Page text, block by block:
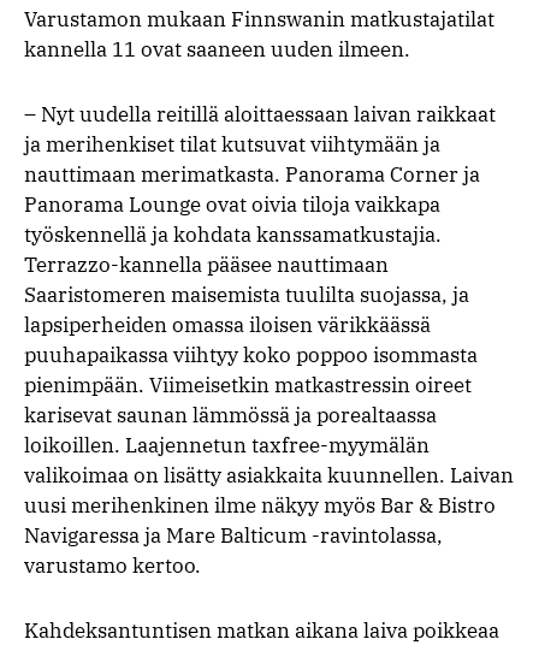
Varustamon mukaan Finnswanin matkustajatilat
kannella 11 ovat saaneen uuden ilmeen.
– Nyt uudella reitillä aloittaessaan laivan raikkaat
ja merihenkiset tilat kutsuvat viihtymään ja
nauttimaan merimatkasta. Panorama Corner ja
Panorama Lounge ovat oivia tiloja vaikkapa
työskennellä ja kohdata kanssamatkustajia.
Terrazzo-kannella pääsee nauttimaan
Saaristomeren maisemista tuulilta suojassa, ja
lapsiperheiden omassa iloisen värikkäässä
puuhapaikassa viihtyy koko poppoo isommasta
pienimpään. Viimeisetkin matkastressin oireet
karisevat saunan lämmössä ja porealtaassa
loikoillen. Laajennetun taxfree-myymälän
valikoimaa on lisätty asiakkaita kuunnellen. Laivan
uusi merihenkinen ilme näkyy myös Bar & Bistro
Navigaressa ja Mare Balticum -ravintolassa,
varustamo kertoo.
Kahdeksantuntisen matkan aikana laiva poikkeaa